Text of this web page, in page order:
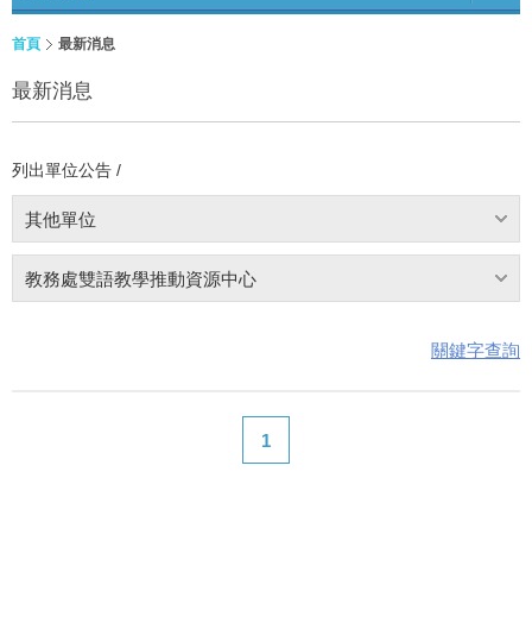
首頁 最新消息
最新消息
列出單位公告 /
其他單位
教務處雙語教學推動資源中心
關鍵字查詢
1